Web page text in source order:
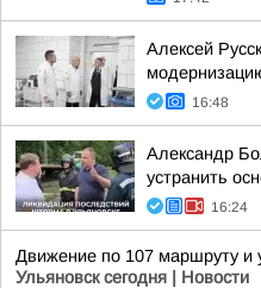
Алексей
16:48
Александр
устранить
16:24
Движение по 107 маршруту и
Ульяновск сегодня | Новости